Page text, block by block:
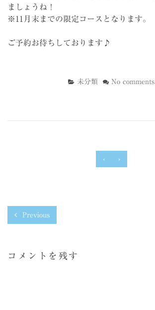
ましょうね！
※11月末までの限定コースとなります。
ご予約お待ちしております♪
未分類 No comments
‹ ›
Previous
コメントを残す